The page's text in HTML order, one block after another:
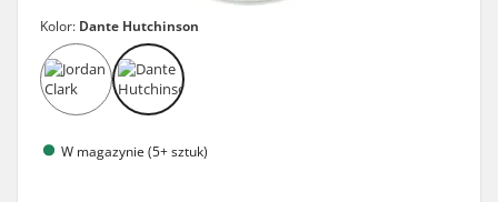
Kolor: Dante Hutchinson
W magazynie (5+ sztuk)